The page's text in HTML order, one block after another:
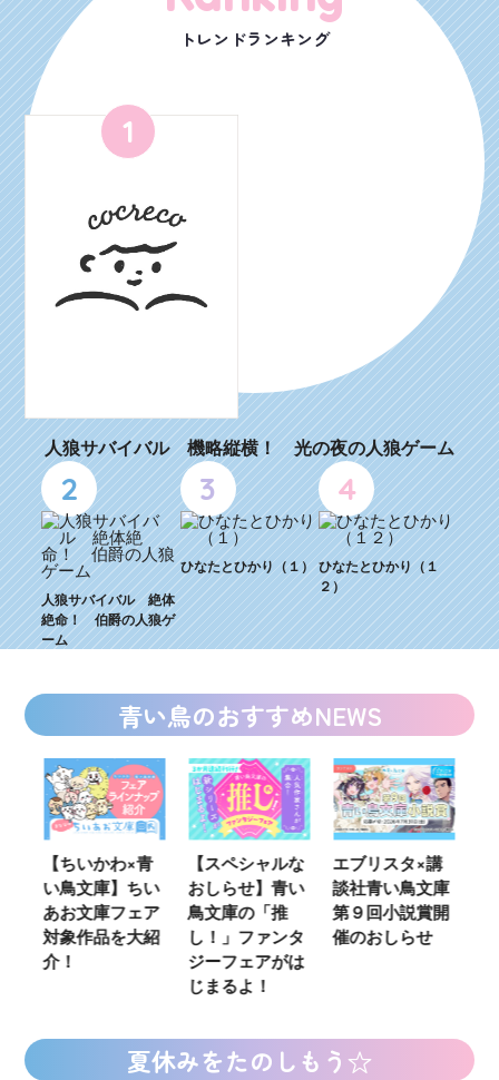
トレンドランキング
1
人狼サバイバル 機略縦横！ 光の夜の人狼ゲーム
2
人狼サバイバル 絶体
絶命！ 伯爵の人狼ゲ
ーム
3
ひなたとひかり（１）
4
ひなたとひかり（１
２）
青い鳥のおすすめNEWS
【ちいかわ×青
い鳥文庫】ちい
あお文庫フェア
対象作品を大紹
介！
【スペシャルな
おしらせ】青い
鳥文庫の「推
し！」ファンタ
ジーフェアがは
じまるよ！
エブリスタ×講
談社青い鳥文庫
第９回小説賞開
催のおしらせ
夏休みをたのしもう☆